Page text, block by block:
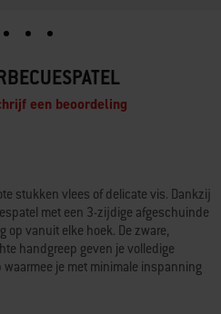
een beoordeling
stukken vlees of delicate vis. Dankzij
met een 3-zijdige afgeschuinde
op vanuit elke hoek. De zware,
handgreep geven je volledige
je met minimale inspanning